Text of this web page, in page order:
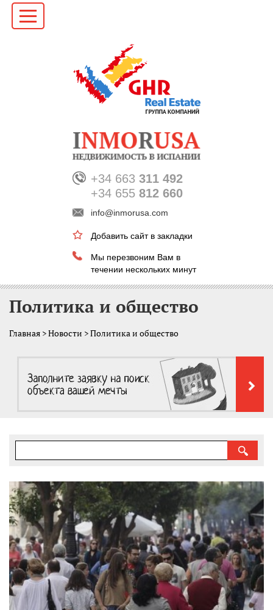
+34 663 311 492
+34 655 812 660
info@inmorusa.com
Добавить сайт в закладки
Мы перезвоним Вам в
течении нескольких минут
Политика и общество
Главная >Новости > Политика и общество